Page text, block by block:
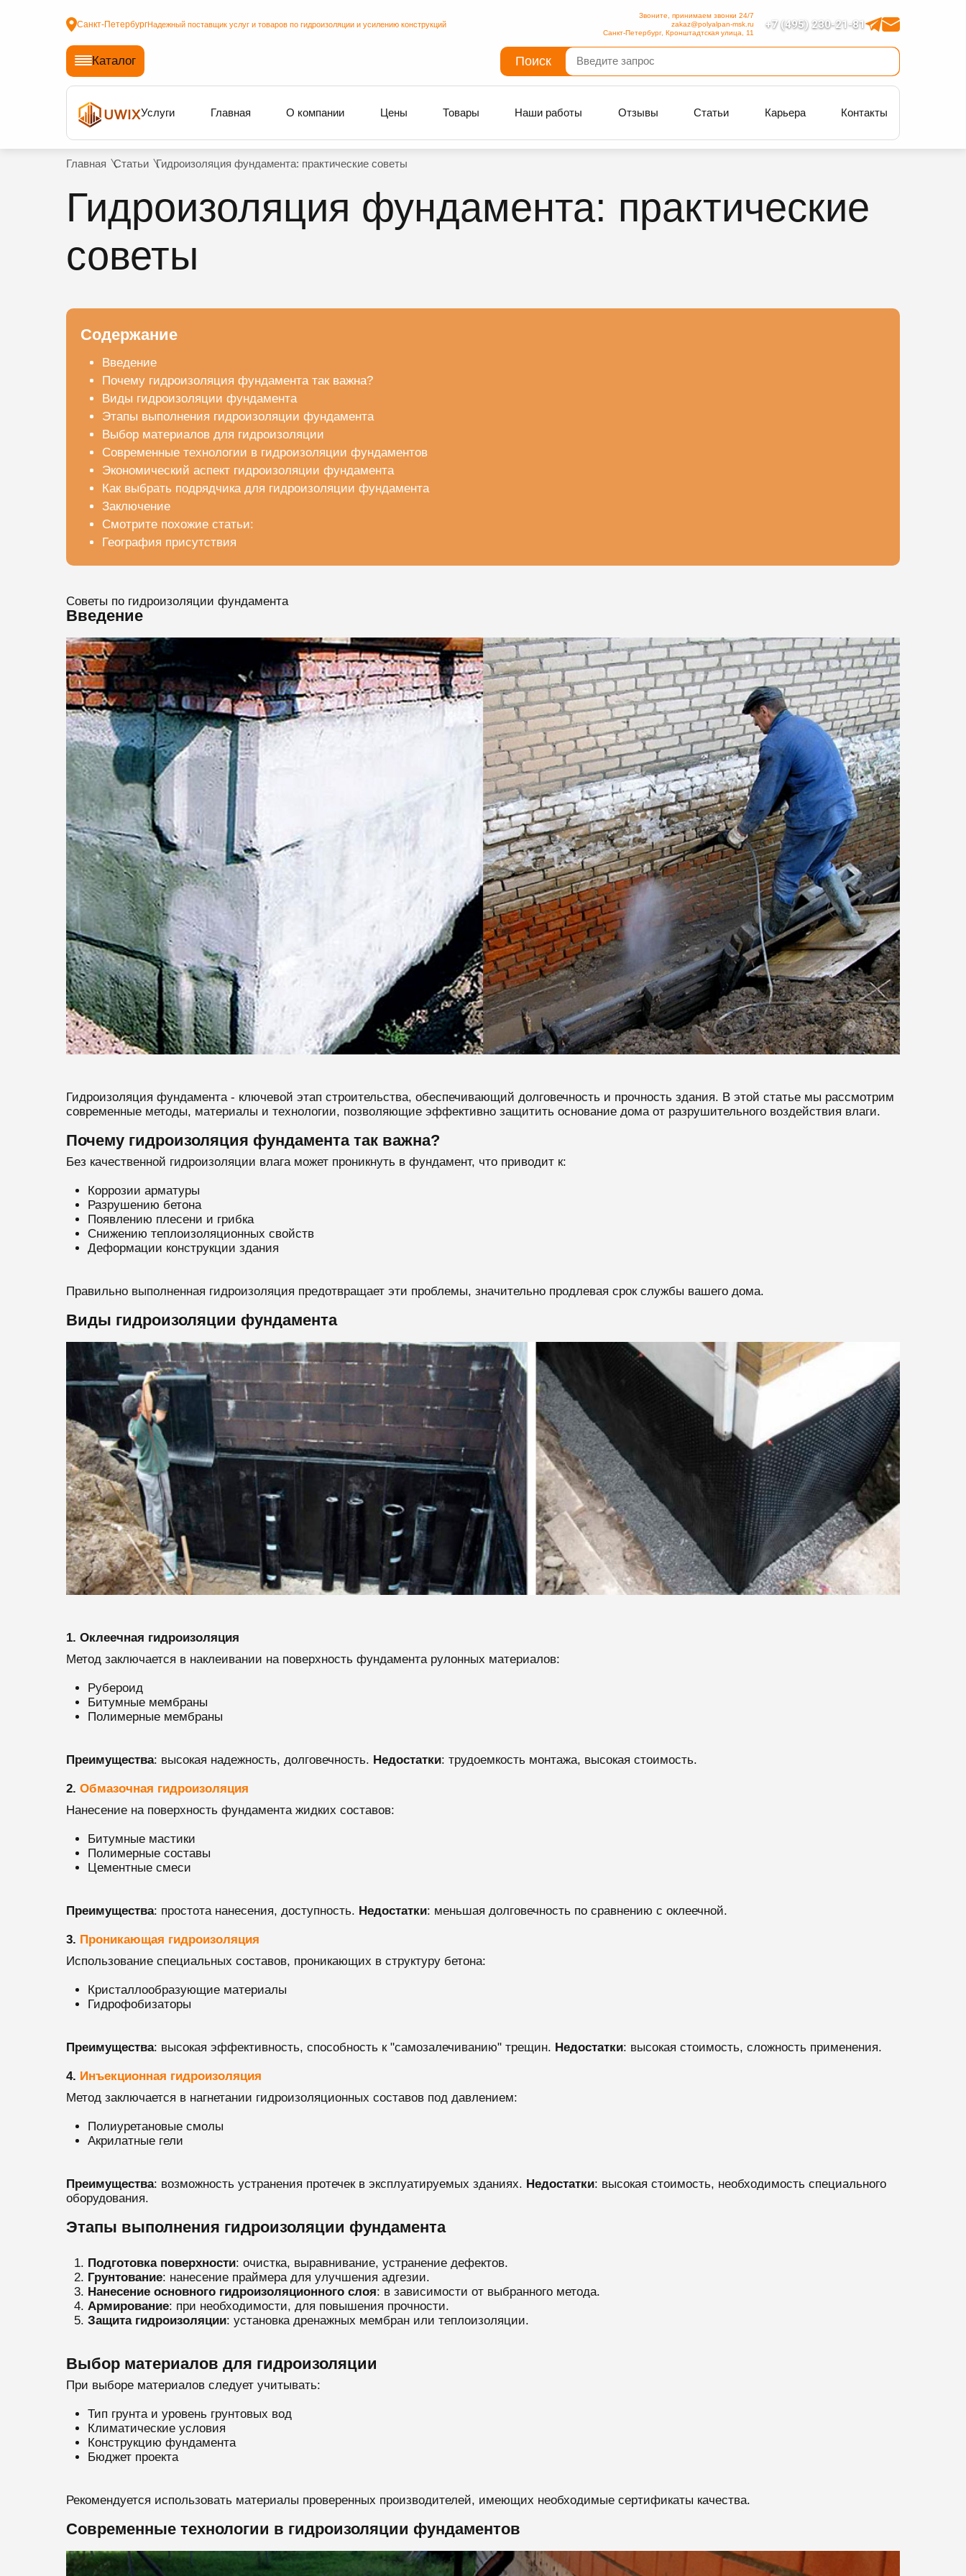
Санкт-ПетербургНадежный поставщик услуг и товаров по гидроизоляции и усилению конструкций +7 (495) 230-21-81
Звоните, принимаем звонки 24/7
zakaz@polyalpan-msk.ru
Санкт-Петербург, Кронштадтская улица, 11
Каталог Поиск
Услуги Главная О компании Цены Товары Наши работы Отзывы Статьи Карьера Контакты
Главная Статьи Гидроизоляция фундамента: практические советы
Гидроизоляция фундамента: практические
советы
Содержание
Введение
Почему гидроизоляция фундамента так важна?
Виды гидроизоляции фундамента
Этапы выполнения гидроизоляции фундамента
Выбор материалов для гидроизоляции
Современные технологии в гидроизоляции фундаментов
Экономический аспект гидроизоляции фундамента
Как выбрать подрядчика для гидроизоляции фундамента
Заключение
Смотрите похожие статьи:
География присутствия
Советы по гидроизоляции фундамента
Введение
Гидроизоляция фундамента - ключевой этап строительства, обеспечивающий долговечность и прочность здания. В этой статье мы рассмотрим
современные методы, материалы и технологии, позволяющие эффективно защитить основание дома от разрушительного воздействия влаги.
Почему гидроизоляция фундамента так важна?
Без качественной гидроизоляции влага может проникнуть в фундамент, что приводит к:
Коррозии арматуры
Разрушению бетона
Появлению плесени и грибка
Снижению теплоизоляционных свойств
Деформации конструкции здания
Правильно выполненная гидроизоляция предотвращает эти проблемы, значительно продлевая срок службы вашего дома.
Виды гидроизоляции фундамента
1. Оклеечная гидроизоляция
Метод заключается в наклеивании на поверхность фундамента рулонных материалов:
Рубероид
Битумные мембраны
Полимерные мембраны
Преимущества: высокая надежность, долговечность. Недостатки: трудоемкость монтажа, высокая стоимость.
2. Обмазочная гидроизоляция
Нанесение на поверхность фундамента жидких составов:
Битумные мастики
Полимерные составы
Цементные смеси
Преимущества: простота нанесения, доступность. Недостатки: меньшая долговечность по сравнению с оклеечной.
3. Проникающая гидроизоляция
Использование специальных составов, проникающих в структуру бетона:
Кристаллообразующие материалы
Гидрофобизаторы
Преимущества: высокая эффективность, способность к "самозалечиванию" трещин. Недостатки: высокая стоимость, сложность применения.
4. Инъекционная гидроизоляция
Метод заключается в нагнетании гидроизоляционных составов под давлением:
Полиуретановые смолы
Акрилатные гели
Преимущества: возможность устранения протечек в эксплуатируемых зданиях. Недостатки: высокая стоимость, необходимость специального
оборудования.
Этапы выполнения гидроизоляции фундамента
Подготовка поверхности: очистка, выравнивание, устранение дефектов.
Грунтование: нанесение праймера для улучшения адгезии.
Нанесение основного гидроизоляционного слоя: в зависимости от выбранного метода.
Армирование: при необходимости, для повышения прочности.
Защита гидроизоляции: установка дренажных мембран или теплоизоляции.
Выбор материалов для гидроизоляции
При выборе материалов следует учитывать:
Тип грунта и уровень грунтовых вод
Климатические условия
Конструкцию фундамента
Бюджет проекта
Рекомендуется использовать материалы проверенных производителей, имеющих необходимые сертификаты качества.
Современные технологии в гидроизоляции фундаментов